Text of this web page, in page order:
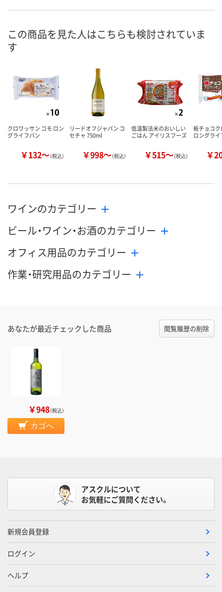
この商品を見た人はこちらも検討されていま
す
クロワッサン コモ ロン
グライフパン
￥132～（税込）
リードオフジャパン コ
セチャ 750ml
￥998～（税込）
低温製法米のおいしい
ごはん アイリスフーズ
￥515～（税込）
板チョコ
ロングラ
￥
ワインのカテゴリー
ビール・ワイン・お酒のカテゴリー
オフィス用品のカテゴリー
作業・研究用品のカテゴリー
あなたが最近チェックした商品 閲覧履歴の削除
￥948（税込）
カゴへ
アスクルについて
お気軽にご質問ください。
新規会員登録
ログイン
ヘルプ